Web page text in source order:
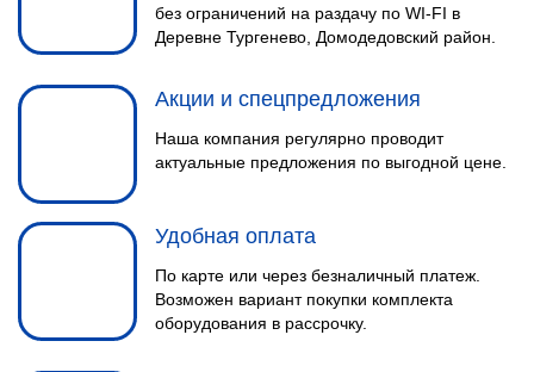
без ограничений на раздачу по WI-FI в
Деревне Тургенево, Домодедовский район.
Акции и спецпредложения
Наша компания регулярно проводит
актуальные предложения по выгодной цене.
Удобная оплата
По карте или через безналичный платеж.
Возможен вариант покупки комплекта
оборудования в рассрочку.